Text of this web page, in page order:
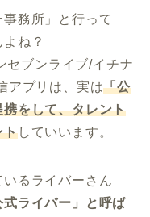
事務所」と行って
ね？
セブンライブ/イチナ
アプリは、実は「公
をして、タレント
トしていいます。
るライバーさん
式ライバー」と呼ば